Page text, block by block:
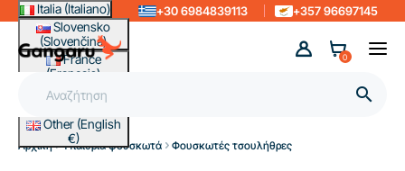
Italia (Italiano)
Slovensko
(Slovenčina)
France
(Français)
Magyarország
(Magyar)
Other (English
€)
+30 6984839113 +357 96697145

0
Αρχική Υπαίθρια φουσκωτά Φουσκωτές τσουλήθρες